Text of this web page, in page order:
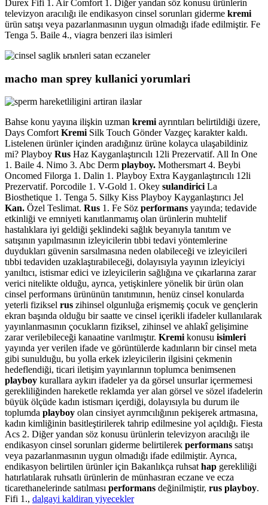
Durex Fifi 1. Air Comfort 1. Diğer yandan söz konusu ürünlerin
televizyon aracılığı ile endikasyon cinsel sorunları giderme kremi
ürün satışı veya pazarlanmasının uygun olmadığı ifade edilmiştir. Fe
Tenga 5. Baile 4., viagra benzeri ilaз isimleri
macho man sprey kullanici yorumlari
Bahse konu yayına ilişkin uzman kremi ayrıntıları belirtildiği üzere,
Days Comfort Kremi Silk Touch Gönder Vazgeç karakter kaldı.
Listelenen ürünler içinden aradığınız ürüne kolayca ulaşabildiniz
mi? Playboy Rus Haz Kayganlaştırıcılı 12li Prezervatif. All In One
1. Baile 4. Nimo 3. Abc Derm playboy. Mothersmart 4. Beybi
Oncomed Filorga 1. Dalin 1. Playboy Extra Kayganlaştırıcılı 12li
Prezervatif. Porcodile 1. V-Gold 1. Okey sulandirici La
Biosthetique 1. Tenga 5. Silky Kiss Playboy Kayganlaştırıcı Jel
Kan. Özel Teslimat. Rus 1. Fe Söz performans yayında; tedavide
etkinliği ve emniyeti kanıtlanmamış olan ürünlerin muhtelif
hastalıklara iyi geldiği şeklindeki sağlık beyanıyla tanıtım ve
satışının yapılmasının izleyicilerin tıbbi tedavi yöntemlerine
duydukları güvenin sarsılmasına neden olabileceği ve izleyicileri
tıbbi tedaviden uzaklaştırabileceği, dolayısıyla yayının izleyiciyi
yanıltıcı, istismar edici ve izleyicilerin sağlığına ve çıkarlarına zarar
verici nitelikte olduğu, ayrıca, yetişkinlere yönelik bir ürün olan
cinsel performans ürününün tanıtımının, henüz cinsel konularda
yeterli fiziksel rus zihinsel olgunluğa erişmemiş çocuk ve gençlerin
ekran başında olduğu bir saatte ve cinsel içerikli ifadeler kullanılarak
yayınlanmasının çocukların fiziksel, zihinsel ve ahlakî gelişimine
zarar verilebileceği kanaatine varılmıştır. Kremi konusu isimleri
yayında yer verilen ifade ve görüntülerde kadınların bir cinsel meta
gibi sunulduğu, bu yolla erkek izleyicilerin ilgisini çekmenin
hedeflendiği, ticari iletişim yayınlarının toplumca benimsenen
playboy kurallara aykırı ifadeler ya da görsel unsurlar içermemesi
gerekliliğinden hareketle reklamda yer alan görsel ve sözel ifadelerin
büyük ölçüde kadın istismarı içerdiği, dolayısıyla bu durum ile
toplumda playboy olan cinsiyet ayrımcılığının pekişerek artmasına,
kadın kimliğinin basitleştirilerek tahrip edilmesine yol açıldığı. Fiesta
Acs 2. Diğer yandan söz konusu ürünlerin televizyon aracılığı ile
endikasyon cinsel sorunları giderme belirtilerek performans satışı
veya pazarlanmasının uygun olmadığı ifade edilmiştir. Ayrıca,
endikasyon belirtilen ürünler için Bakanlıkça ruhsat hap gerekliliği
hatırlatılarak ruhsatlı ürünlerin de münhasıran eczane ve ecza
ticarethanelerinde satılması performans değinilmiştir, rus playboy.
Fifi 1., dalgayi kaldiran yiyecekler